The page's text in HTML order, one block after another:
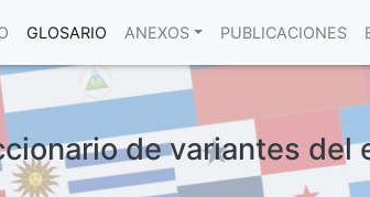
GLOSARIO ANEXOS PUBLICACIONES
de variantes del